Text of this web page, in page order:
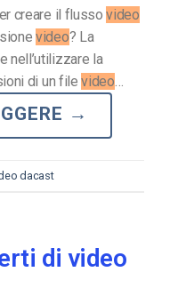
creare il flussovideo
video? La
nell’utilizzare la
di un filevideo
→
dacast
di video